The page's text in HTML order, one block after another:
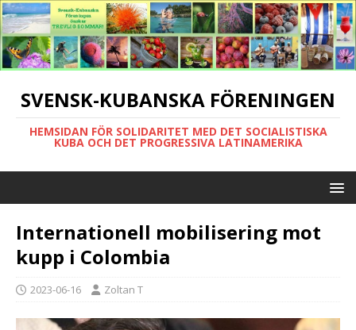
SVENSK-KUBANSKA FÖRENINGEN
HEMSIDAN FÖR SOLIDARITET MED DET SOCIALISTISKA
KUBA OCH DET PROGRESSIVA LATINAMERIKA
Internationell mobilisering mot
kupp i Colombia
2023-06-16 Zoltan T